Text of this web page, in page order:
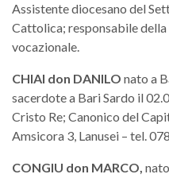
Assistente diocesano del
Cattolica; responsabile
vocazionale.
CHIAI don DANILO nato a
sacerdote a Bari Sardo il
Cristo Re; Canonico del
Amsicora 3, Lanusei – tel.
CONGIU don MARCO,